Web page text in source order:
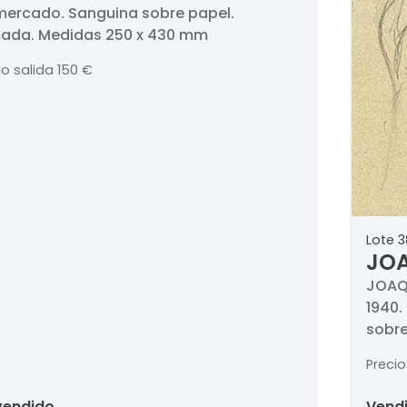
Sanguina sobre papel.
Medidas 250 x 430 mm
salida 150 €
Lote